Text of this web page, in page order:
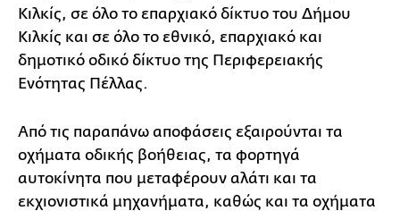
Κιλκίς, σε όλο το επαρχιακό δίκτυο του Δήμου
Κιλκίς και σε όλο το εθνικό, επαρχιακό και
δημοτικό οδικό δίκτυο της Περιφερειακής
Ενότητας Πέλλας.
Από τις παραπάνω αποφάσεις εξαιρούνται τα
οχήματα οδικής βοήθειας, τα φορτηγά
αυτοκίνητα που μεταφέρουν αλάτι και τα
εκχιονιστικά μηχανήματα, καθώς και τα οχήματα